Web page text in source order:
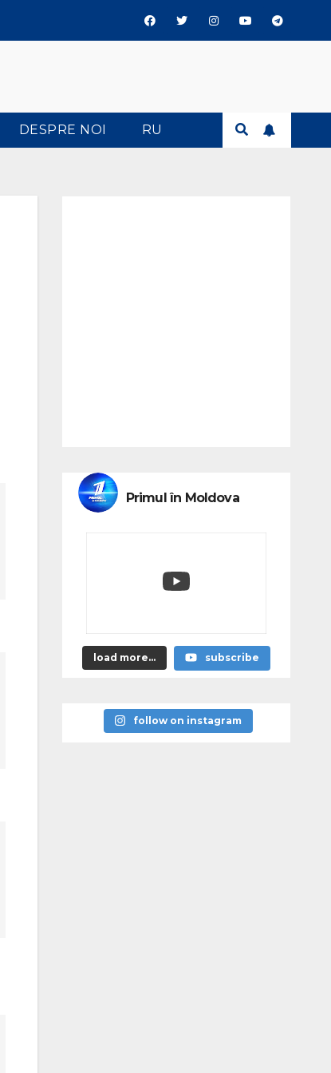
DESPRE NOI RU
Primul în Moldova
load more... subscribe
follow on instagram